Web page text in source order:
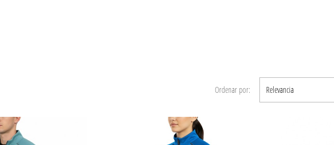
Ordenar por: Relevancia